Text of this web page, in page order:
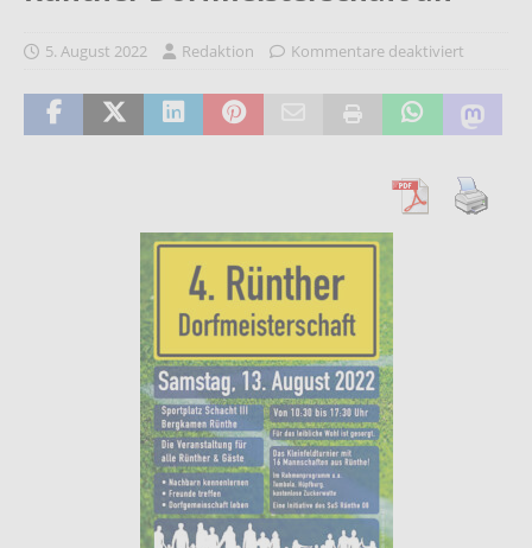
5. August 2022 Redaktion Kommentare deaktiviert